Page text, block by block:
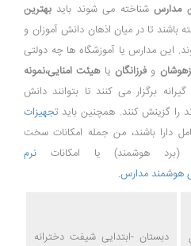
مدارسشناخته می شوند باید بهترین
باشند تا در میان اذهان دانش آموزان و
این مدارس یا آموزشگاه ها چه دولتی
و فرزانگانیاهیئت امنایی،نمونه
برگزار می کنند تا بتوانند دانش
را گزینش کنند. همچنین باید تجهیزات
دارا باشند، من جمله امکانات سخت
(برد هوشمند) یا امکانات نرم
هوشمند مدارس.
دبستان -ابتدایی شیفت دخترانه